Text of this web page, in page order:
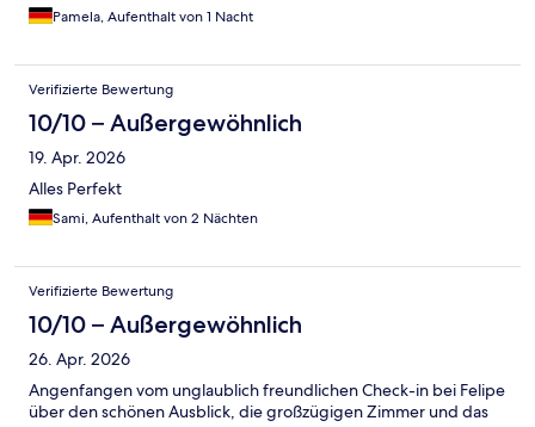
Pamela, Aufenthalt von 1 Nacht
Verifizierte Bewertung
10/10 – Außergewöhnlich
19. Apr. 2026
Alles Perfekt
Sami, Aufenthalt von 2 Nächten
Verifizierte Bewertung
10/10 – Außergewöhnlich
26. Apr. 2026
Angenfangen vom unglaublich freundlichen Check-in bei Felipe
über den schönen Ausblick, die großzügigen Zimmer und das